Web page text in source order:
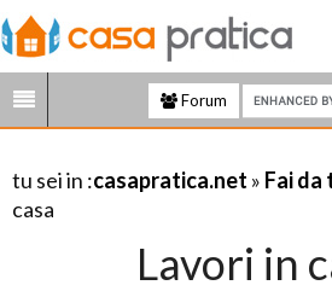
Forum
tu sei in :casapratica.net » Fai da
casa
Lavori in